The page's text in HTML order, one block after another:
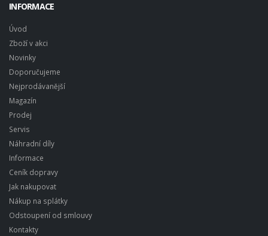
INFORMACE
Úvod
Zboží v akci
Novinky
Doporučujeme
Nejprodávanější
Magazín
Prodej
Servis
Náhradní díly
Informace
Ceník dopravy
Jak nakupovat
Nákup na splátky
Odstoupení od smlouvy
Kontakty